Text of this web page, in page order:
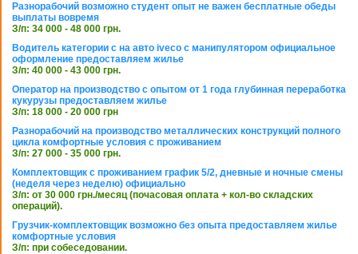
Разнорабочий возможно студент опыт не важен бесплатные обеды
выплаты вовремя
З/п: 34 000 - 48 000 грн.
Водитель категории с на авто iveco с манипулятором официальное
оформление предоставляем жилье
З/п: 40 000 - 43 000 грн.
Оператор на производство с опытом от 1 года глубинная переработка
кукурузы предоставляем жилье
З/п: 18 000 - 20 000 грн
Разнорабочий на производство металлических конструкций полного
цикла комфортные условия с проживанием
З/п: 27 000 - 35 000 грн.
Комплектовщик с проживанием график 5/2, дневные и ночные смены
(неделя через неделю) официально
З/п: от 30 000 грн./месяц (почасовая оплата + кол-во складских
операций).
Грузчик-комплектовщик возможно без опыта предоставляем жилье
комфортные условия
З/п: при собеседовании.